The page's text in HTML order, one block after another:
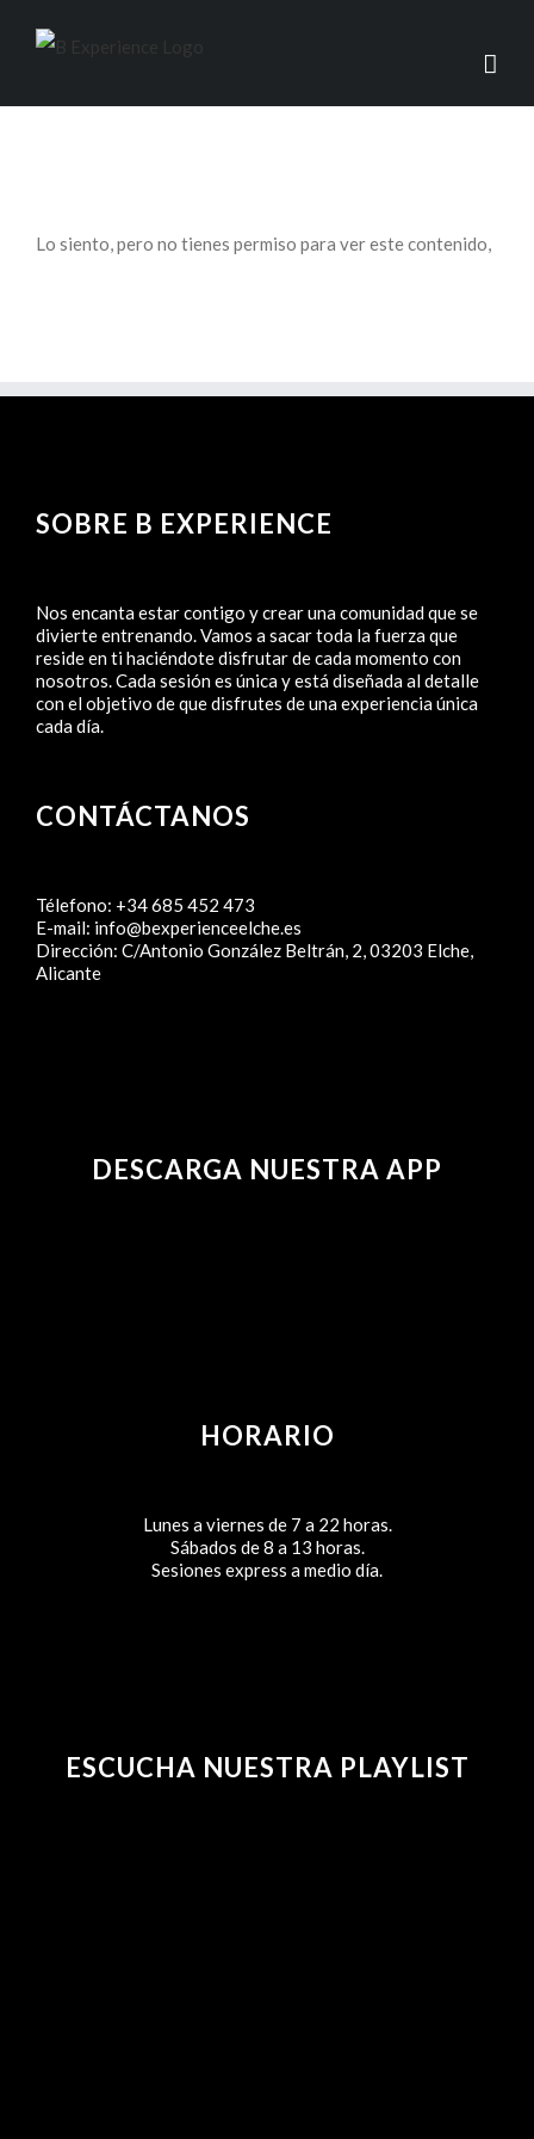
Lo siento, pero no tienes permiso para ver este contenido,
SOBRE B EXPERIENCE
Nos encanta estar contigo y crear una comunidad que se
divierte entrenando. Vamos a sacar toda la fuerza que
reside en ti haciéndote disfrutar de cada momento con
nosotros. Cada sesión es única y está diseñada al detalle
con el objetivo de que disfrutes de una experiencia única
cada día.
CONTÁCTANOS
Télefono: +34 685 452 473
E-mail: info@bexperienceelche.es
Dirección: C/Antonio González Beltrán, 2, 03203 Elche,
Alicante
DESCARGA NUESTRA APP
HORARIO
Lunes a viernes de 7 a 22 horas.
Sábados de 8 a 13 horas.
Sesiones express a medio día.
ESCUCHA NUESTRA PLAYLIST